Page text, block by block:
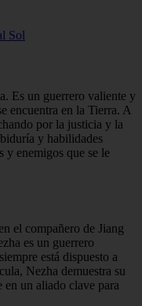
Sol
Es un guerrero valiente y
encuentra en la Tierra. A
por la justicia y la
y habilidades
y enemigos que se le
el compañero de Jiang
es un guerrero
está dispuesto a
Nezha demuestra su
en un aliado clave para